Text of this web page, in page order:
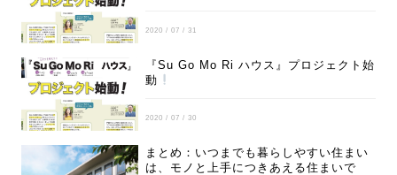
2020 / 07 / 31
『Su Go Mo Ri ハウス』プロジェクト始
動
2020 / 07 / 30
まとめ：いつまでも暮らしやすい住まい
は、モノと上手につきあえる住まいで